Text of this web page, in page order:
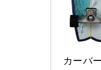
カーバ